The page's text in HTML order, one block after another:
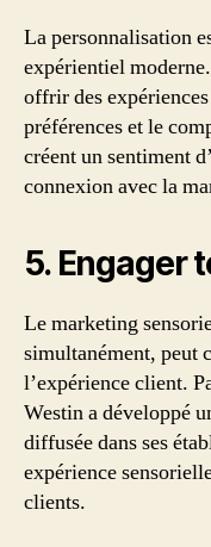
La personnalisation
expérientiel
offrir des
préférences et le
créent un sentiment
connexion avec la
5. Engager
Le marketing
simultanément, peut
l’expérience client.
Westin a développé
diffusée dans ses
expérience
clients.